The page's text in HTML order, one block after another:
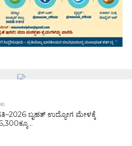
ಬೃಹತ್ ಉದ್ಯೋಗ ಮೇಳಕ್ಕೆ